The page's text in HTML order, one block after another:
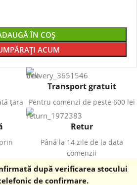
ÎN COȘ
ACUM
țara
Transport gratuit
Pentru comenzi de peste 600 lei
Retur
Până la 14 zile de la data
comenzii
după verificarea stocului
de confirmare.